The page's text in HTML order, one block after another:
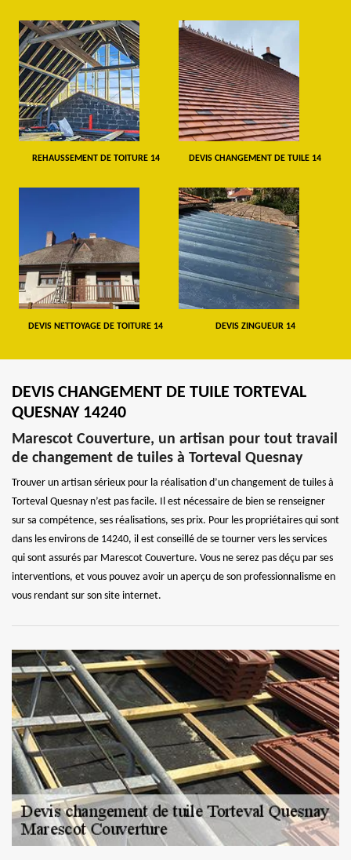
REHAUSSEMENT DE TOITURE 14 DEVIS CHANGEMENT DE TUILE 14
DEVIS NETTOYAGE DE TOITURE 14 DEVIS ZINGUEUR 14
DEVIS CHANGEMENT DE TUILE TORTEVAL
QUESNAY 14240
Marescot Couverture, un artisan pour tout travail
de changement de tuiles à Torteval Quesnay
Trouver un artisan sérieux pour la réalisation d’un changement de tuiles à
Torteval Quesnay n’est pas facile. Il est nécessaire de bien se renseigner
sur sa compétence, ses réalisations, ses prix. Pour les propriétaires qui sont
dans les environs de 14240, il est conseillé de se tourner vers les services
qui sont assurés par Marescot Couverture. Vous ne serez pas déçu par ses
interventions, et vous pouvez avoir un aperçu de son professionnalisme en
vous rendant sur son site internet.